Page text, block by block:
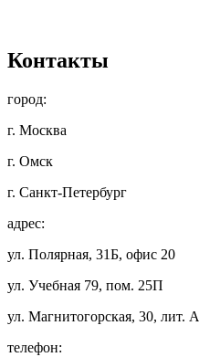
Контакты
город:
г. Москва
г. Омск
г. Санкт-Петербург
адрес:
ул. Полярная, 31Б, офис 20
ул. Учебная 79, пом. 25П
ул. Магнитогорская, 30, лит. А
телефон: